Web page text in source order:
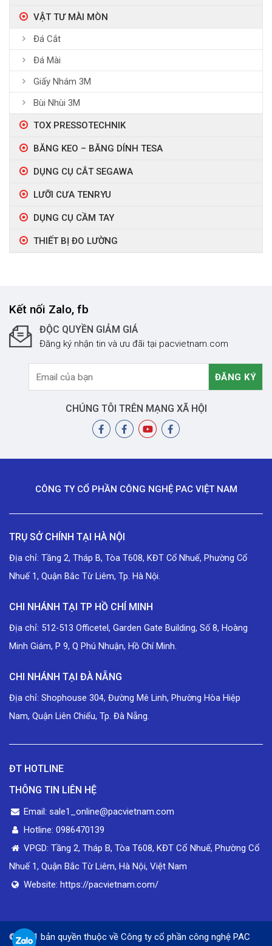
VẬT TƯ MÀI MÒN
Đá Cắt
Đá Mài
Giấy Nhám 3M
Bùi Nhùi 3M
TOX PRESSOTECHNIK
BĂNG KEO – BĂNG DÍNH TESA
DỤNG CỤ CẮT SEGAWA
LƯỠI CƯA TENRYU
DỤNG CỤ CẦM TAY
THIẾT BỊ ĐO LƯỜNG
Kết nối Zalo, fb
ĐỘC QUYỀN GIẢM GIÁ
Đăng ký nhận tin và ưu đãi tại pacvietnam.com
CHÚNG TÔI TRÊN MẠNG XÃ HỘI
CÔNG TY CỔ PHẦN CÔNG NGHỆ PAC VIỆT NAM
TRỤ SỞ CHÍNH TẠI HÀ NỘI
Địa chỉ: Tầng 2, Tháp B, Tòa T608, KĐT Cổ Nhuế, Phường Cổ
Nhuế 1, Quận Bắc Từ Liêm, Tp. Hà Nội.
CHI NHÁNH TẠI TP HỒ CHÍ MINH
Địa chỉ: 512-513 Officetel, Garden Gate Building, Số 8, Hoàng
Minh Giám, P 9, Q Phú Nhuận, Hồ Chí Minh.
CHI NHÁNH TẠI ĐÀ NẴNG
Địa chỉ: Shophouse 304, Đường Mê Linh, Phường Hòa Hiệp
Nam, Quận Liên Chiểu, Tp. Đà Nẵng.
ĐT HOTLINE
THÔNG TIN LIÊN HỆ
Email: sale1_online@pacvietnam.com
Hotline: 0986470139
VPGD: Tầng 2, Tháp B, Tòa T608, KĐT Cổ Nhuế, Phường Cổ
Nhuế 1, Quận Bắc Từ Liêm, Hà Nội, Việt Nam
Website: https://pacvietnam.com/
© 2021 bản quyền thuộc về Công ty cổ phần công nghệ PAC